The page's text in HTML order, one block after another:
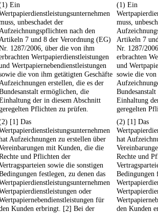
Ein
unbeschadet der
nach den
7 und 8 der Verordnung (EG)
1287/2006, über die von ihm
Wertpapierdienstleistungen
Wertpapiernebendienstleistungen
die von ihm getätigten Geschäfte
erstellen, die es der
ermöglichen, die
der in diesem Abschnitt
Pflichten zu prüfen.
(1) Ein
muss,
Artikeln 7
Nr. 1287/
erbrachten
und
sowie die
Einhaltung
geregelten
[1] Das
Aufzeichnungen zu erstellen über
mit Kunden, die die
und Pflichten der
sowie die sonstigen
festlegen, zu denen das
oder
für
Kunden erbringt. [2] Bei der
(2) [1] Das
hat
Rechte und
Bedingungen
den Kunden